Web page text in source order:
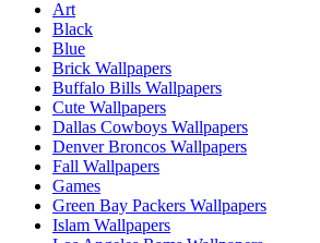
Art
Black
Blue
Brick Wallpapers
Buffalo Bills Wallpapers
Cute Wallpapers
Dallas Cowboys Wallpapers
Denver Broncos Wallpapers
Fall Wallpapers
Games
Green Bay Packers Wallpapers
Islam Wallpapers